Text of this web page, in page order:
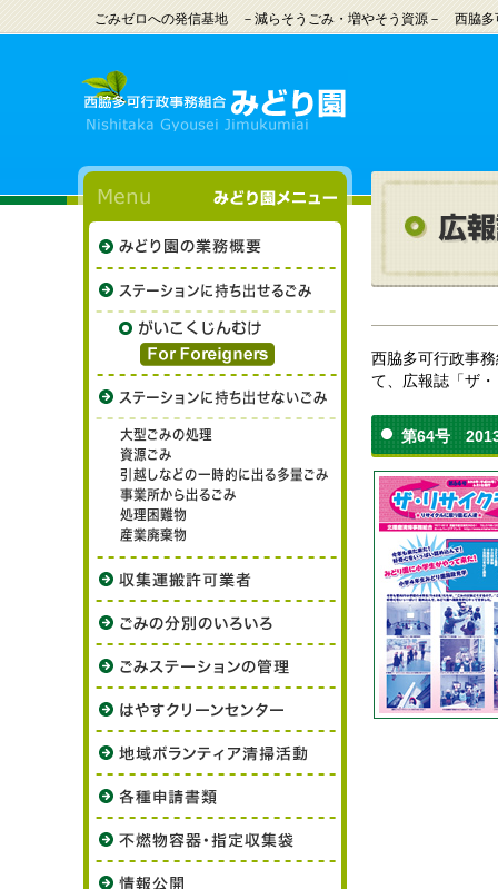
ごみゼロへの発信基地 －減らそうごみ・増やそう資源－ 西脇多
西脇多可行政事
て、広報誌「ザ
第64号